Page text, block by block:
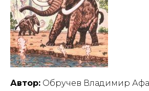
Автор: Обручев Владимир